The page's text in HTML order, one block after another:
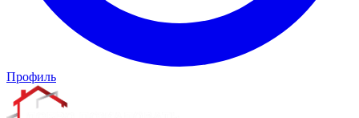
Профиль